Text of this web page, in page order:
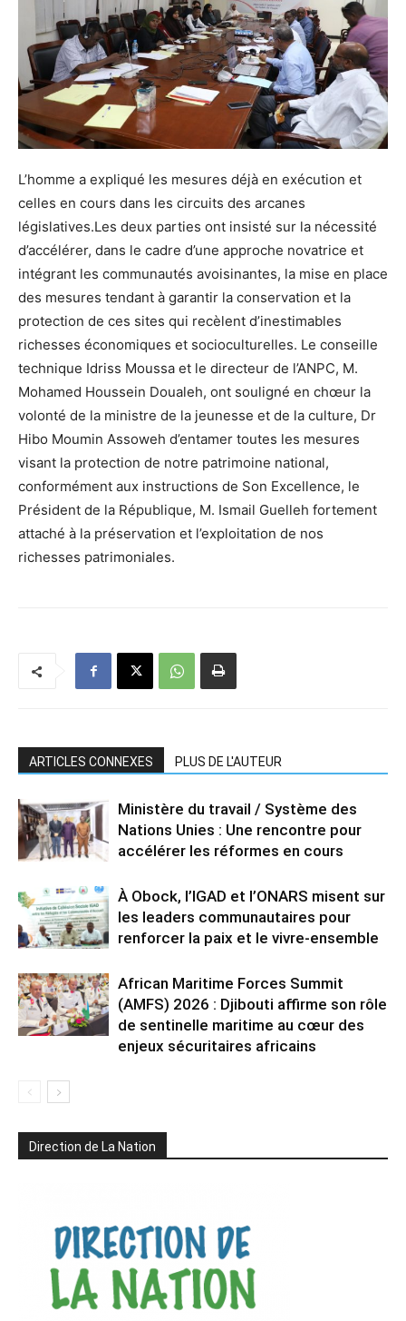
L’homme a expliqué les mesures déjà en exécution et
celles en cours dans les circuits des arcanes
législatives.Les deux parties ont insisté sur la nécessité
d’accélérer, dans le cadre d’une approche novatrice et
intégrant les communautés avoisinantes, la mise en place
des mesures tendant à garantir la conservation et la
protection de ces sites qui recèlent d’inestimables
richesses économiques et socioculturelles. Le conseille
technique Idriss Moussa et le directeur de l’ANPC, M.
Mohamed Houssein Doualeh, ont souligné en chœur la
volonté de la ministre de la jeunesse et de la culture, Dr
Hibo Moumin Assoweh d’entamer toutes les mesures
visant la protection de notre patrimoine national,
conformément aux instructions de Son Excellence, le
Président de la République, M. Ismail Guelleh fortement
attaché à la préservation et l’exploitation de nos
richesses patrimoniales.
ARTICLES CONNEXES PLUS DE L'AUTEUR
Ministère du travail / Système des
Nations Unies : Une rencontre pour
accélérer les réformes en cours
À Obock, l’IGAD et l’ONARS misent sur
les leaders communautaires pour
renforcer la paix et le vivre-ensemble
African Maritime Forces Summit
(AMFS) 2026 : Djibouti affirme son rôle
de sentinelle maritime au cœur des
enjeux sécuritaires africains
Direction de La Nation